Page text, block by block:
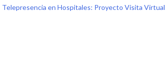
Telepresencia en Hospitales: Proyecto Visita Virtual